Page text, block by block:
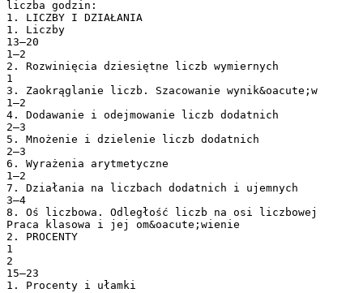
liczba godzin:
1. LICZBY I DZIAŁANIA
1. Liczby
13–20
1–2
2. Rozwinięcia dziesiętne liczb wymiernych
1
3. Zaokrąglanie liczb. Szacowanie wynik&oacute;w
1–2
4. Dodawanie i odejmowanie liczb dodatnich
2–3
5. Mnożenie i dzielenie liczb dodatnich
2–3
6. Wyrażenia arytmetyczne
1–2
7. Działania na liczbach dodatnich i ujemnych
3–4
8. Oś liczbowa. Odległość liczb na osi liczbowej
Praca klasowa i jej om&oacute;wienie
2. PROCENTY
1
2
15–23
1. Procenty i ułamki